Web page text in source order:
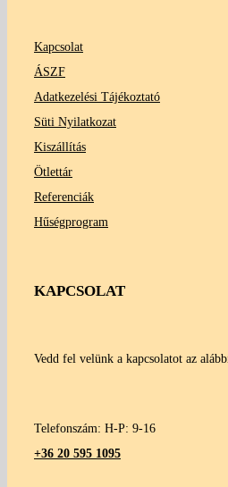
Kapcsolat
ÁSZF
Adatkezelési Tájékoztató
Süti Nyilatkozat
Kiszállítás
Ötlettár
Referenciák
Hűségprogram
KAPCSOLAT
Vedd fel velünk a kapcsolatot az
Telefonszám: H-P: 9-16
+36 20 595 1095